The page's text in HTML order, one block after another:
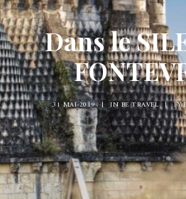
Dans le
31 MAI 2019 | INBE TRAVEL | BY